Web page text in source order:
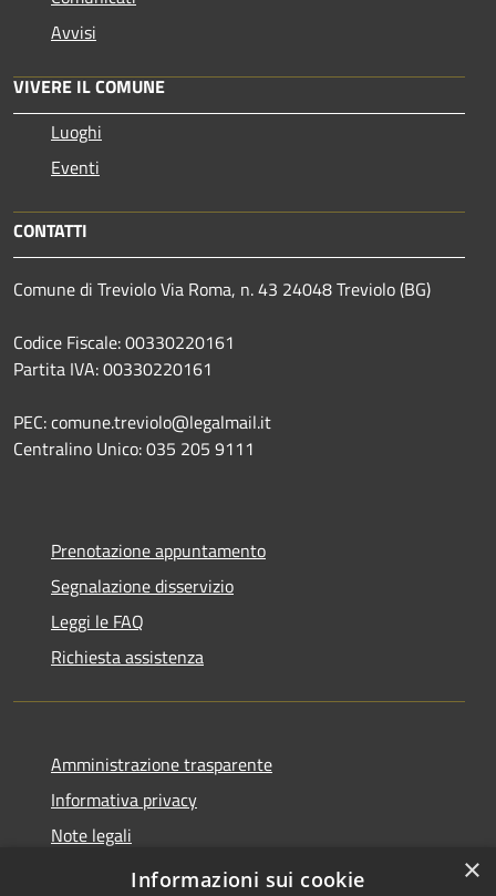
Avvisi
VIVERE IL COMUNE
Luoghi
Eventi
CONTATTI
Comune di Treviolo Via Roma, n. 43 24048 Treviolo (BG)
Codice Fiscale: 00330220161
Partita IVA: 00330220161
PEC: comune.treviolo@legalmail.it
Centralino Unico:035 205 9111
Prenotazione appuntamento
Segnalazione disservizio
Leggi le FAQ
Richiesta assistenza
Amministrazione trasparente
Informativa privacy
Note legali
Dichiarazione di accessibilità
×
Informazioni sui cookie